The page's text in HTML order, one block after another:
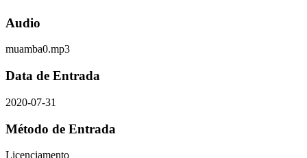
Audio
muamba0.mp3
Data de Entrada
2020-07-31
Método de Entrada
Licenciamento